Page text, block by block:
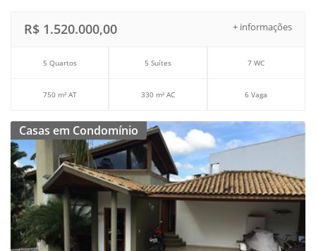
+ informações
R$ 1.520.000,00
5 Quartos 5 Suítes 7 WC
750 m² AT 330 m² AC 6 Vaga
Casas em Condomínio